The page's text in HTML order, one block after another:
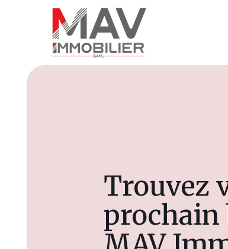
Trouvez
prochain